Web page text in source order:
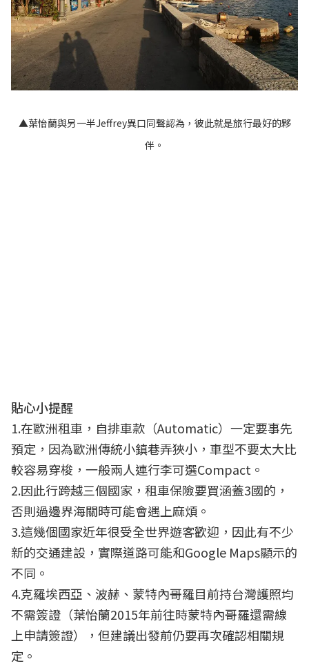
▲葉怡蘭與另一半Jeffrey異口同聲認為，彼此就是旅行最好的夥
伴。
貼心小提醒
1.在歐洲租車，自排車款（Automatic）一定要事先
預定，因為歐洲傳統小鎮巷弄狹小，車型不要太大比
較容易穿梭，一般兩人連行李可選Compact。
2.因此行跨越三個國家，租車保險要買涵蓋3國的，
否則過邊界海關時可能會遇上麻煩。
3.這幾個國家近年很受全世界遊客歡迎，因此有不少
新的交通建設，實際道路可能和Google Maps顯示的
不同。
4.克羅埃西亞、波赫、蒙特內哥羅目前持台灣護照均
不需簽證（葉怡蘭2015年前往時蒙特內哥羅還需線
上申請簽證），但建議出發前仍要再次確認相關規
定。